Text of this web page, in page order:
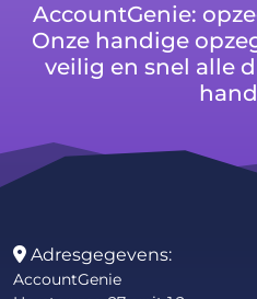
AccountGenie:
Onze handige
veilig en snel alle
Adresgegevens:
AccountGenie